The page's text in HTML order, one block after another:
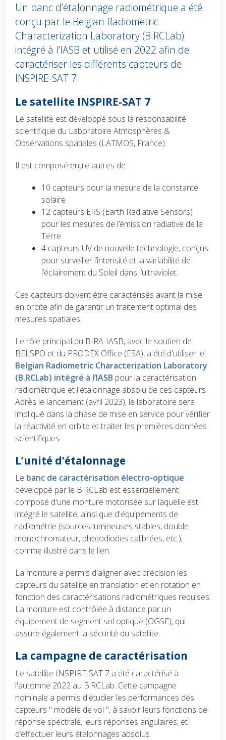
Un banc d’étalonnage radiométrique a été
conçu par le Belgian Radiometric
Characterization Laboratory (B.RCLab)
intégré à l’IASB et utilisé en 2022 afin de
caractériser les différents capteurs de
INSPIRE-SAT 7.
Body
Le satellite INSPIRE-SAT 7
Le satellite est développé sous la responsabilité
scientifique du Laboratoire Atmosphères &
Observations spatiales (LATMOS, France).
Il est composé entre autres de:
10 capteurs pour la mesure de la constante
solaire
12 capteurs ERS (Earth Radiative Sensors)
pour les mesures de l’émission radiative de la
Terre
4 capteurs UV de nouvelle technologie, conçus
pour surveiller l’intensité et la variabilité de
l’éclairement du Soleil dans l’ultraviolet.
Ces capteurs doivent être caractérisés avant la mise
en orbite afin de garantir un traitement optimal des
mesures spatiales.
Le rôle principal du BIRA-IASB, avec le soutien de
BELSPO et du PRODEX Office (ESA), a été d'utiliser le
Belgian Radiometric Characterization Laboratory
(B.RCLab) intégré à l’IASB pour la caractérisation
radiométrique et l'étalonnage absolu de ces capteurs.
Après le lancement (avril 2023), le laboratoire sera
impliqué dans la phase de mise en service pour vérifier
la réactivité en orbite et traiter les premières données
scientifiques.
L’unité d’étalonnage
Le banc de caractérisation électro-optique
développé par le B.RCLab est essentiellement
composé d'une monture motorisée sur laquelle est
intégré le satellite, ainsi que d'équipements de
radiométrie (sources lumineuses stables, double
monochromateur, photodiodes calibrées, etc.),
comme illustré dans le lien.
La monture a permis d'aligner avec précision les
capteurs du satellite en translation et en rotation en
fonction des caractérisations radiométriques requises.
La monture est contrôlée à distance par un
équipement de segment sol optique (OGSE), qui
assure également la sécurité du satellite.
La campagne de caractérisation
Le satellite INSPIRE-SAT 7 a été caractérisé à
l'automne 2022 au B.RCLab. Cette campagne
nominale a permis d'étudier les performances des
capteurs " modèle de vol ", à savoir leurs fonctions de
réponse spectrale, leurs réponses angulaires, et
d’effectuer leurs étalonnages absolus.